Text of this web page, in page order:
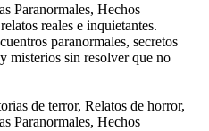
Paranormales, Hechos
reales e inquietantes.
paranormales, secretos
misterios sin resolver que no
de terror, Relatos de horror,
Paranormales, Hechos